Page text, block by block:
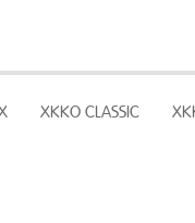
XKKO CLASSIC